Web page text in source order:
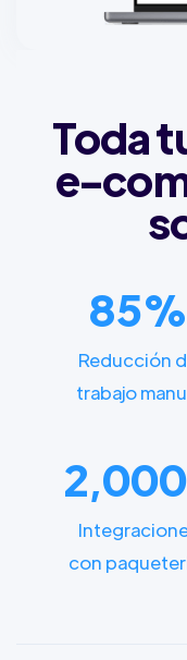
Toda
e-
85%
Reducción
trabajo
con